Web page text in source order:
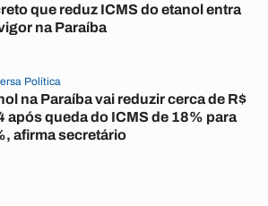
que reduz ICMS do etanol entra
na Paraíba
Política
na Paraíba vai reduzir cerca de R$
após queda do ICMS de 18% para
afirma secretário